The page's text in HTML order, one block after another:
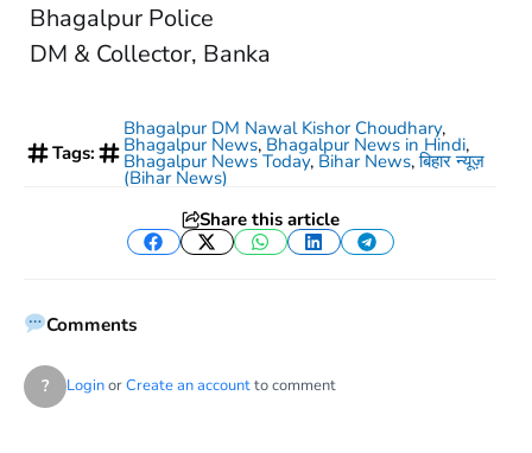
Bhagalpur Police
DM & Collector, Banka
Tags:
Bhagalpur DM Nawal Kishor Choudhary,
Bhagalpur News, Bhagalpur News in Hindi,
Bhagalpur News Today, Bihar News,बिहार न्यूज़
(Bihar News)
Share this article
Facebook
TwitterWhatsApp
LinkedInTelegram
Comments
? LoginorCreate an accountto comment